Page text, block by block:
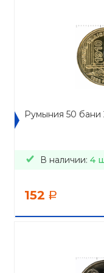
Румыния 50 бани
В наличии: 4
152 a